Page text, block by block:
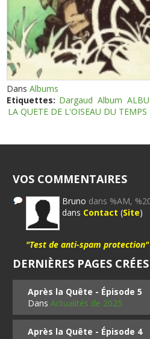
DansAlbums
Etiquettes: Dargaud Album
LA QUETE DE L'OISEAU DU
VOS COMMENTAIRES
Bruno dans %AM,
dans Contact (Site)
"Test de anti-spam protection"
DERNIÈRES PAGES
Après la Quête - Épisode 5
DansActualités de 2025
Après la Quête - Épisode 4